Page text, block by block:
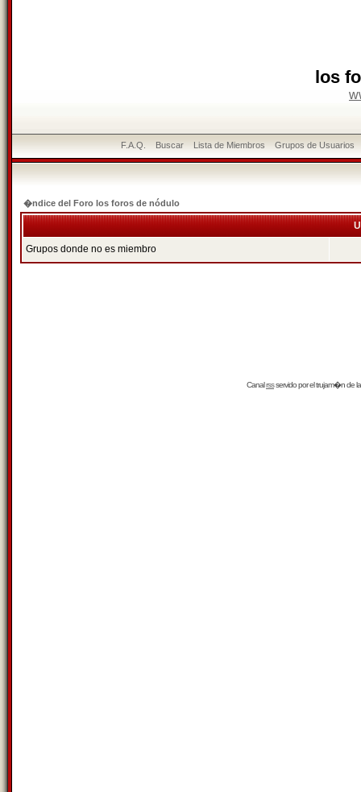
los
F.A.Q. Buscar Lista de Miembros Grupos de Usuarios
�ndice del Foro los foros de nódulo
Grupos donde no es miembro
Canalrssservido por eltrujam�nde